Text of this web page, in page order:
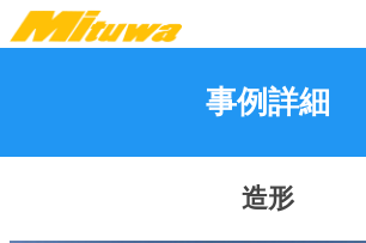
事例詳細
造形